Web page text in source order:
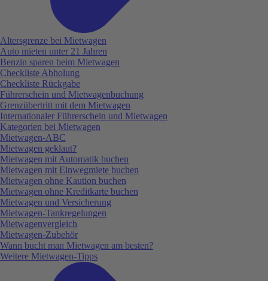
Altersgrenze bei Mietwagen
Auto mieten unter 21 Jahren
Benzin sparen beim Mietwagen
Checkliste Abholung
Checkliste Rückgabe
Führerschein und Mietwagenbuchung
Grenzübertritt mit dem Mietwagen
Internationaler Führerschein und Mietwagen
Kategorien bei Mietwagen
Mietwagen-ABC
Mietwagen geklaut?
Mietwagen mit Automatik buchen
Mietwagen mit Einwegmiete buchen
Mietwagen ohne Kaution buchen
Mietwagen ohne Kreditkarte buchen
Mietwagen und Versicherung
Mietwagen-Tankregelungen
Mietwagenvergleich
Mietwagen-Zubehör
Wann bucht man Mietwagen am besten?
Weitere Mietwagen-Tipps